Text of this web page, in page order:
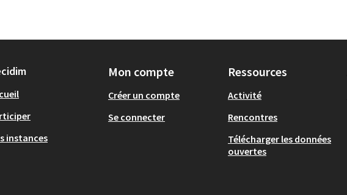
instances
Mon compte
Créer un compte
Se connecter
Ressources
Activité
Rencontres
Télécharger les données
ouvertes